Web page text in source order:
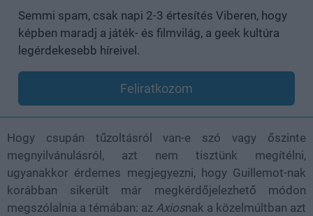
Semmi spam, csak napi 2-3 értesítés Viberen, hogy
képben maradj a játék- és filmvilág, a geek kultúra
legérdekesebb híreivel.
Feliratkozom
Hogy csupán tűzoltásról van-e szó vagy őszinte
megnyilvánulásról, azt nem tisztünk megítélni,
ugyanakkor érdemes megjegyezni, hogy Guillemot-nak
korábban sikerült már megkérdőjelezhető módon
megszólalnia a témában: az Axiosnak a közelmúltban azt